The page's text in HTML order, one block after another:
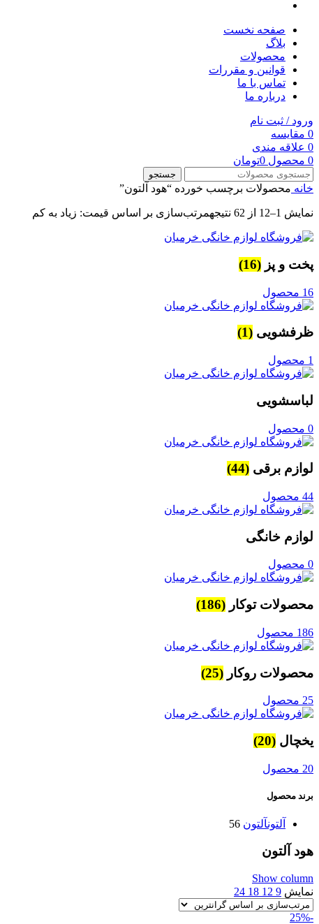
صفحه نخست
بلاگ
محصولات
قوانین و مقررات
تماس با ما
درباره ما
ورود / ثبت نام
0 مقایسه
0 علاقه مندی
0 محصول 0تومان
جستجو
خانه محصولات برچسب خورده “هود آلتون”
نمایش 1–12 از 62 نتیجه مرتب‌سازی بر اساس قیمت: زیاد به کم
پخت و پز (16)
16 محصول
ظرفشویی (1)
1 محصول
لباسشویی
0 محصول
لوازم برقی (44)
44 محصول
لوازم خانگی
0 محصول
محصولات توکار (186)
186 محصول
محصولات روکار (25)
25 محصول
یخچال (20)
20 محصول
برند محصول
آلتونآلتون 56
هود آلتون
Show column
نمایش 9
12
18
24
-25%